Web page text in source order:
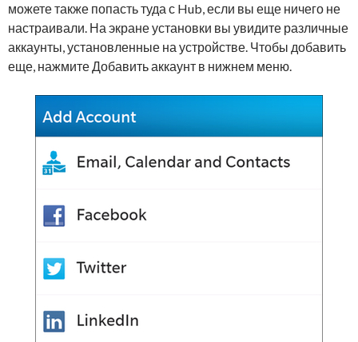
можете также попасть туда с Hub, если вы еще ничего не
настраивали. На экране установки вы увидите различные
аккаунты, установленные на устройстве. Чтобы добавить
еще, нажмите Добавить аккаунт в нижнем меню.